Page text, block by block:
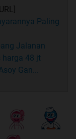
Paling
Jalanan
48 jt
Gan...